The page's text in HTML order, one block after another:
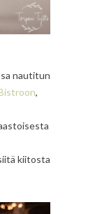
nautitun
,
kiitosta